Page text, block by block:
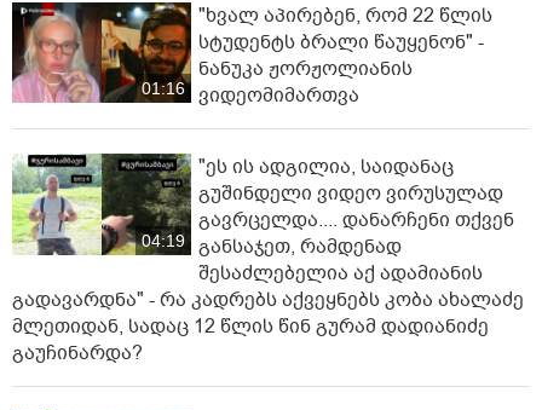
01:16
"ხვალ აპირებენ, რომ 22 წლის
სტუდენტს ბრალი წაუყენონ" -
ნანუკა ჟორჟოლიანის
ვიდეომიმართვა
04:19
"ეს ის ადგილია, საიდანაც
გუშინდელი ვიდეო ვირუსულად
გავრცელდა.... დანარჩენი თქვენ
განსაჯეთ, რამდენად
შესაძლებელია აქ ადამიანის
გადავარდნა" - რა კადრებს აქვეყნებს კობა ახალაძე
მლეთიდან, სადაც 12 წლის წინ გურამ დადიანიძე
გაუჩინარდა?